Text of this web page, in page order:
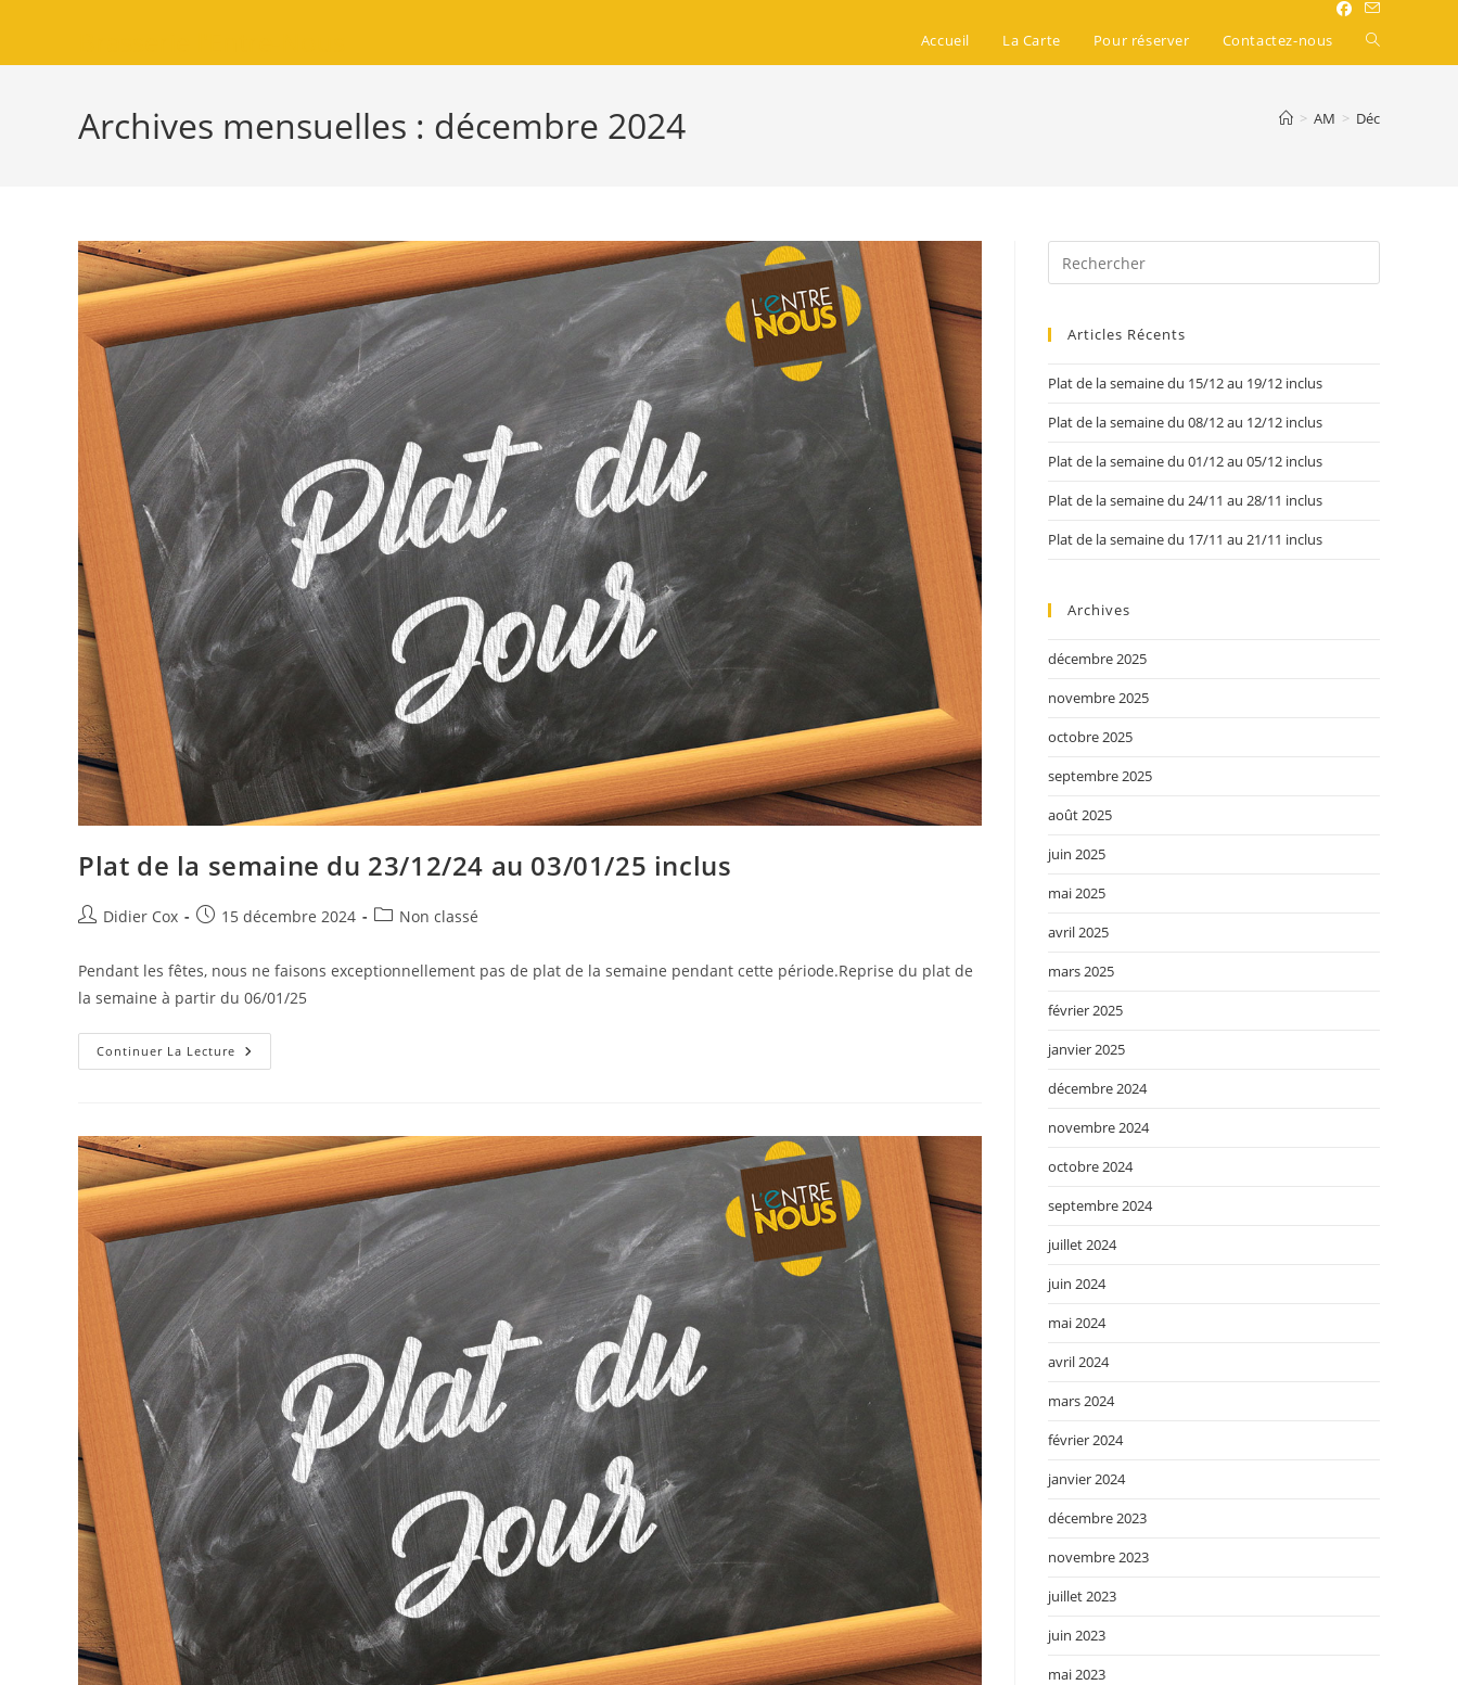
Accueil La Carte Pour réserver Contactez-nous
Archives mensuelles : décembre 2024 > AM > Déc
Plat de la semaine du 23/12/24 au 03/01/25 inclus
Didier Cox 15 décembre 2024 Non classé
Pendant les fêtes, nous ne faisons exceptionnellement pas de plat de la semaine pendant cette période.Reprise du plat de
la semaine à partir du 06/01/25
Continuer La Lecture
Articles Récents
Plat de la semaine du 15/12 au 19/12 inclus
Plat de la semaine du 08/12 au 12/12 inclus
Plat de la semaine du 01/12 au 05/12 inclus
Plat de la semaine du 24/11 au 28/11 inclus
Plat de la semaine du 17/11 au 21/11 inclus
Archives
décembre 2025
novembre 2025
octobre 2025
septembre 2025
août 2025
juin 2025
mai 2025
avril 2025
mars 2025
février 2025
janvier 2025
décembre 2024
novembre 2024
octobre 2024
septembre 2024
juillet 2024
juin 2024
mai 2024
avril 2024
mars 2024
février 2024
janvier 2024
décembre 2023
novembre 2023
juillet 2023
juin 2023
mai 2023